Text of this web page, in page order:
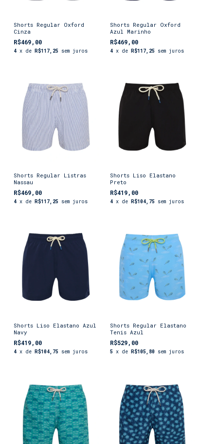
Shorts Regular Oxford
Cinza
R$469,00
4 x de R$117,25 sem juros
Shorts Regular Oxford
Azul Marinho
R$469,00
4 x de R$117,25 sem juros
Shorts Regular Listras
Nassau
R$469,00
4 x de R$117,25 sem juros
Shorts Liso Elastano
Preto
R$419,00
4 x de R$104,75 sem juros
Shorts Liso Elastano Azul
Navy
R$419,00
4 x de R$104,75 sem juros
Shorts Regular Elastano
Tenis Azul
R$529,00
5 x de R$105,80 sem juros